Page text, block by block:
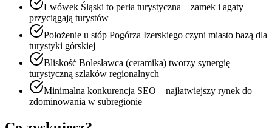
Lwówek Śląski to perła turystyczna – zamek i agaty
przyciągają turystów
Położenie u stóp Pogórza Izerskiego czyni miasto bazą dla
turystyki górskiej
Bliskość Bolesławca (ceramika) tworzy synergię
turystyczną szlaków regionalnych
Minimalna konkurencja SEO – najłatwiejszy rynek do
zdominowania w subregionie